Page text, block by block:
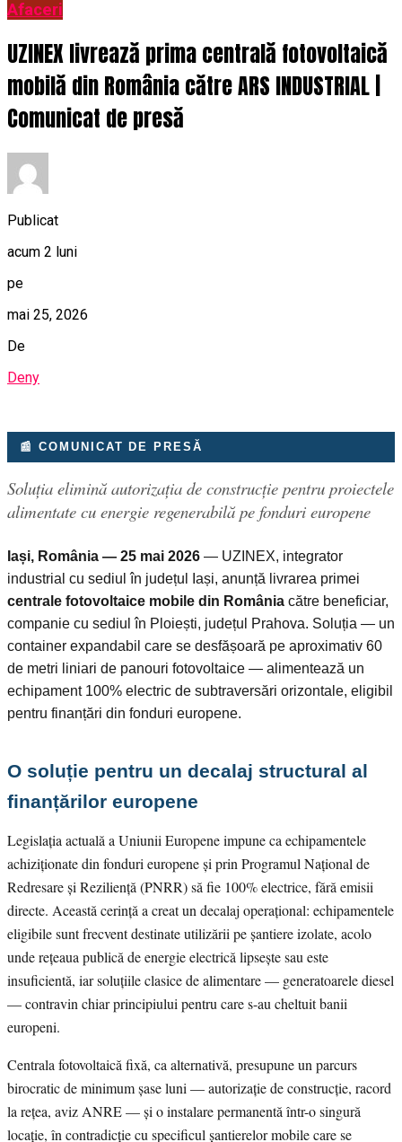
Afaceri
UZINEX livrează prima centrală fotovoltaică
mobilă din România către ARS INDUSTRIAL |
Comunicat de presă
Publicat
acum 2 luni
pe
mai 25, 2026
De
Deny
📰 COMUNICAT DE PRESĂ
Soluția elimină autorizația de construcție pentru proiectele
alimentate cu energie regenerabilă pe fonduri europene
Iași, România — 25 mai 2026 — UZINEX, integrator
industrial cu sediul în județul Iași, anunță livrarea primei
centrale fotovoltaice mobile din România către beneficiar,
companie cu sediul în Ploiești, județul Prahova. Soluția — un
container expandabil care se desfășoară pe aproximativ 60
de metri liniari de panouri fotovoltaice — alimentează un
echipament 100% electric de subtraversări orizontale, eligibil
pentru finanțări din fonduri europene.
O soluție pentru un decalaj structural al
finanțărilor europene
Legislația actuală a Uniunii Europene impune ca echipamentele
achiziționate din fonduri europene și prin Programul Național de
Redresare și Reziliență (PNRR) să fie 100% electrice, fără emisii
directe. Această cerință a creat un decalaj operațional: echipamentele
eligibile sunt frecvent destinate utilizării pe șantiere izolate, acolo
unde rețeaua publică de energie electrică lipsește sau este
insuficientă, iar soluțiile clasice de alimentare — generatoarele diesel
— contravin chiar principiului pentru care s-au cheltuit banii
europeni.
Centrala fotovoltaică fixă, ca alternativă, presupune un parcurs
birocratic de minimum șase luni — autorizație de construcție, racord
la rețea, aviz ANRE — și o instalare permanentă într-o singură
locație, în contradicție cu specificul șantierelor mobile care se